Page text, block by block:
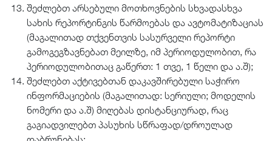
შეძლებთ არსებული მოთხოვნების სხვადასხვა
სახის რეპორტინგის წარმოებას და ავტომატიზაციას
(მაგალითად თქვენთვის სასურველი რეპორტი
გამოგეგზავნებათ მეილზე, იმ პერიოდულობით, რა
პერიოდულობითაც გაწერთ: 1 თვე, 1 წელი და ა.შ);
შეძლებთ აქტივებთან დაკავშირებული საჭირო
ინფორმაციების (მაგალითად: სერიული; მოდელის
ნომერი და ა.შ) მიღებას დისტანციურად, რაც
გაგიადვილებთ პასუხის სწრაფად/დროულად